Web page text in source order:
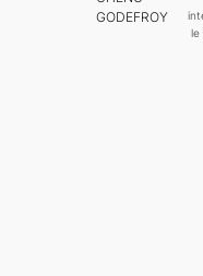
GODEFROY
le